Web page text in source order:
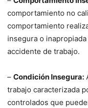
comportamiento no
comportamiento
insegura o
accidente de trabajo.
– Condición Insegura:
trabajo caracterizada
controlados que